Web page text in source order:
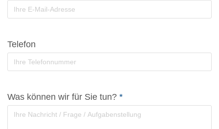
Telefon
Was können wir für Sie tun? *